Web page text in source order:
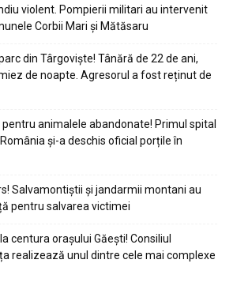
violent. Pompierii militari au intervenit
Corbii Mari și Mătăsaru
din Târgoviște! Tânără de 22 de ani,
de noapte. Agresorul a fost reținut de
animalele abandonate! Primul spital
și-a deschis oficial porțile în
Salvamontiștii și jandarmii montani au
pentru salvarea victimei
centura orașului Găești! Consiliul
realizează unul dintre cele mai complexe